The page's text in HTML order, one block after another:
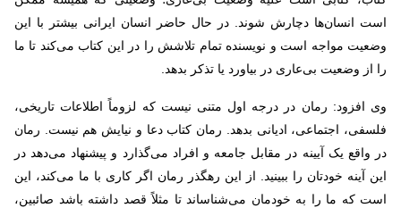
است انسان‌ها دچارش شوند. در حال حاضر انسان ایرانی بیشتر با این
وضعیت مواجه است و نویسنده تمام تلاشش را در این کتاب می‌کند تا ما
را از وضعیت بی‌عاری در بیاورد یا تذکر بدهد.
وی افزود: رمان در درجه اول متنی نیست که لزوماً اطلاعات تاریخی،
فلسفی، اجتماعی، ادیانی بدهد. رمان کتاب دعا و نیایش هم نیست. رمان
در واقع یک آیینه در مقابل جامعه و افراد می‌گذارد و پیشنهاد می‌دهد در
این آینه خودتان را ببینید. از این رهگذر رمان اگر کاری با ما می‌کند، این
است که ما را به خودمان می‌شناساند تا مثلاً قصد داشته باشد صائبین،